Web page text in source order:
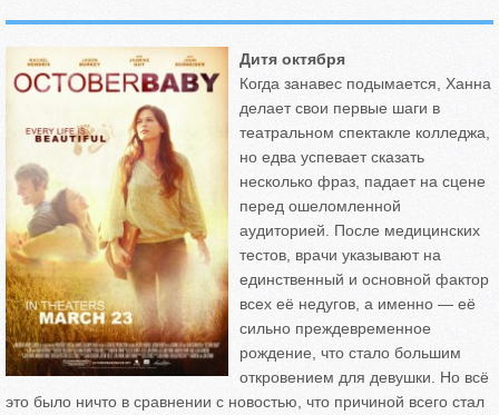
Дитя октября
Когда занавес подымается, Ханна
делает свои первые шаги в
театральном спектакле колледжа,
но едва успевает сказать
несколько фраз, падает на сцене
перед ошеломленной
аудиторией. После медицинских
тестов, врачи указывают на
единственный и основной фактор
всех её недугов, а именно — её
сильно преждевременное
рождение, что стало большим
откровением для девушки. Но всё
это было ничто в сравнении с новостью, что причиной всего стал